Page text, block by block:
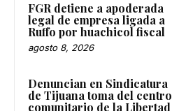
FGR detiene a apoderada
legal de empresa ligada a
Ruffo por huachicol fiscal
agosto 8, 2026
Denuncian en Sindicatura
de Tijuana toma del centro
comunitario de la Libertad